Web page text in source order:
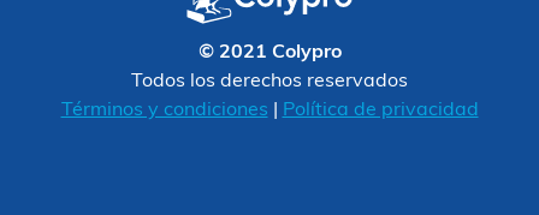
© 2021 Colypro
Todos los derechos reservados
Términos y condiciones
Política de privacidad